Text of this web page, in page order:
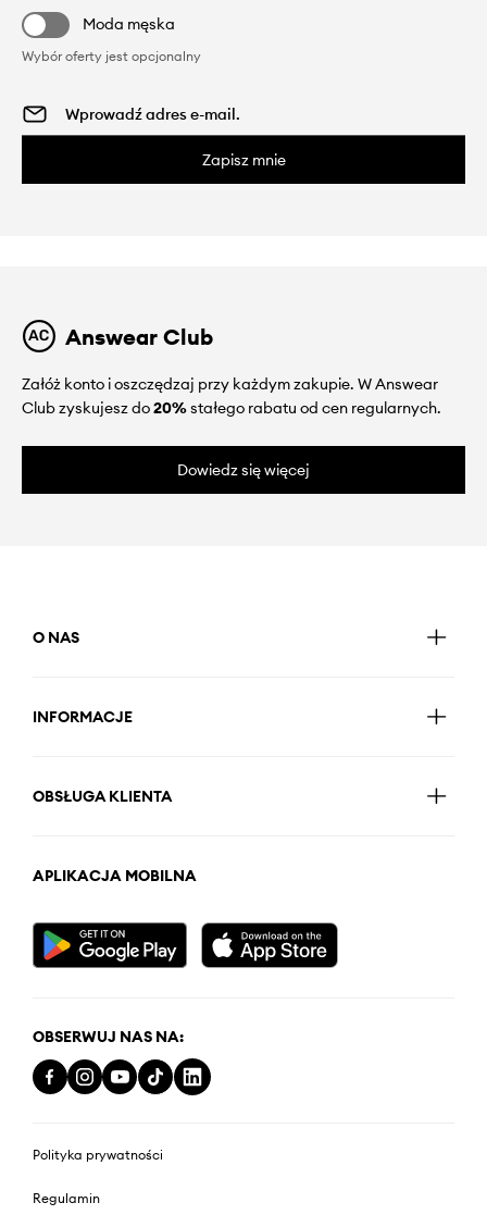
Moda męska
Wybór oferty jest opcjonalny
Zapisz mnie
Answear Club
Załóż konto i oszczędzaj przy każdym zakupie. W Answear
Club zyskujesz do20%stałego rabatu od cen regularnych.
Dowiedz się więcej
O NAS
INFORMACJE
OBSŁUGA KLIENTA
APLIKACJA MOBILNA
OBSERWUJ NAS NA:
Polityka prywatności
Regulamin